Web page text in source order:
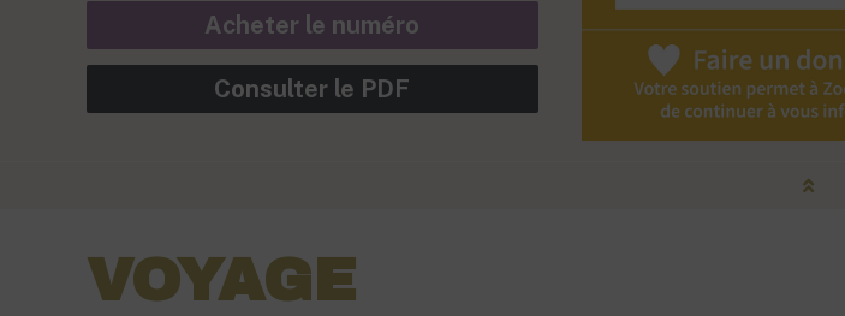
Acheter le numéro
Consulter le PDF
VOYAGE